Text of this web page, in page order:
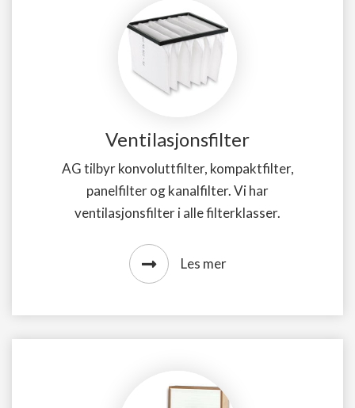
Ventilasjonsfilter
AG tilbyr konvoluttfilter, kompaktfilter,
panelfilter og kanalfilter. Vi har
ventilasjonsfilter i alle filterklasser.
Les mer